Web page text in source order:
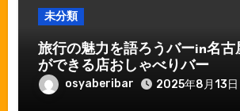
未分類
旅行の魅力を語ろうバーin名古
ができる店おしゃべりバー
osyaberibar 2025年8月13日